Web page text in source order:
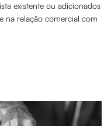
existente ou adicionados
na relação comercial com